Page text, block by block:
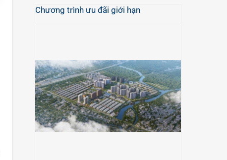
Chương trình ưu đãi giới hạn